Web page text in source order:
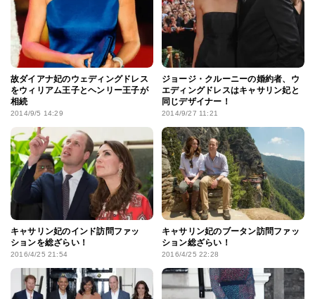
故ダイアナ妃のウェディングドレス
をウィリアム王子とヘンリー王子が
相続
2014/9/5 14:29
ジョージ・クルーニーの婚約者、ウ
エディングドレスはキャサリン妃と
同じデザイナー！
2014/9/27 11:21
キャサリン妃のインド訪問ファッ
ションを総ざらい！
2016/4/25 21:54
キャサリン妃のブータン訪問ファッ
ション総ざらい！
2016/4/25 22:28